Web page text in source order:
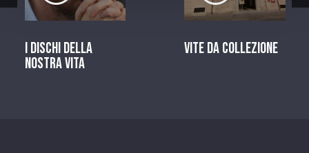
I dischi della
nostra vita
Vite da Collezione